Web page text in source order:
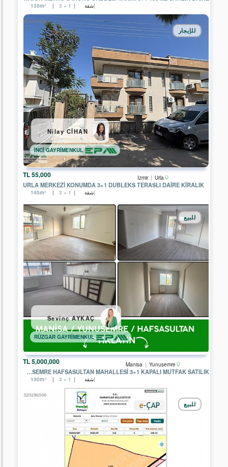
KONUT
GAYRİMENKUL
GAYRİMENKUL
EPA
ARMA
GAYRİMENKUL
EPA
ANTALYA
TKT
GAYRİMENKUL
EPA
DİYARBAKIR
TEMSİLCİLİĞİ
EPA
CLASS
GAYRİMENKUL
EPA
LION
GAYRİMENKUL
EPA
ALİYA
GAYRİMENKUL
EPA
SİNCAN
TOKİ
TÜRKCAN
EPA
ERCİYES
EPA
PRESTİJ
GAYRİMENKUL
EPA
شقة 135m² 3 + 1
55,000 TL Izmir Urla
URLA MERKEZI KONUMDA 3+1 DUBLEKS TERASLI DAIRE KIRALIK
للإيجار
شقة 145m² 3 + 1
İNCİ GAYRİMENKUL
Nilay CİHAN
5,000,000 TL Manisa Yunusemre
MANISA YUNUSEMRE HAFSASULTAN MAHALLESI 3+1 KAPALI MUTFAK SATILIK
للبيع
شقة 130m² 3 + 1
RÜZGAR GAYRİMENKUL
Sevinç AYKAÇ
للبيع